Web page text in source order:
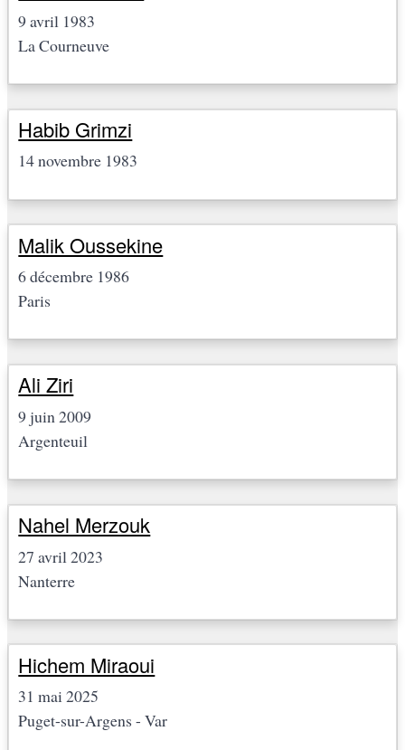
9 avril 1983
La Courneuve
Habib Grimzi
14 novembre 1983
Malik Oussekine
6 décembre 1986
Paris
Ali Ziri
9 juin 2009
Argenteuil
Nahel Merzouk
27 avril 2023
Nanterre
Hichem Miraoui
31 mai 2025
Puget-sur-Argens - Var